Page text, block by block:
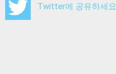
Twitter에 공유하세요